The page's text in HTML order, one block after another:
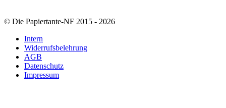
© Die Papiertante-NF 2015 - 2026
Intern
Widerrufsbelehrung
AGB
Datenschutz
Impressum